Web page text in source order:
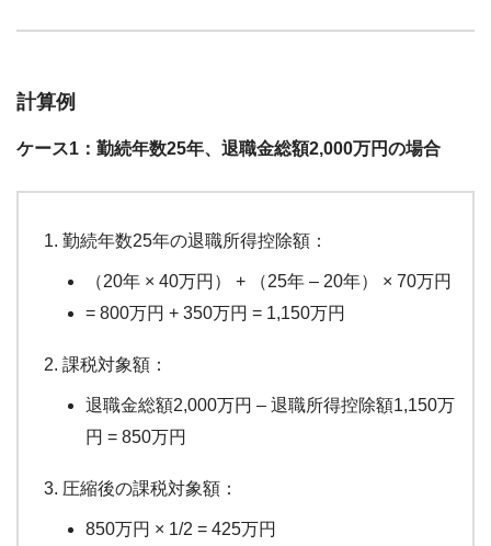
計算例
ケース1：勤続年数25年、退職金総額2,000万円の場合
勤続年数25年の退職所得控除額：
（20年 × 40万円） + （25年 – 20年） × 70万円
= 800万円 + 350万円 = 1,150万円
課税対象額：
退職金総額2,000万円 – 退職所得控除額1,150万
円 = 850万円
圧縮後の課税対象額：
850万円 × 1/2 = 425万円